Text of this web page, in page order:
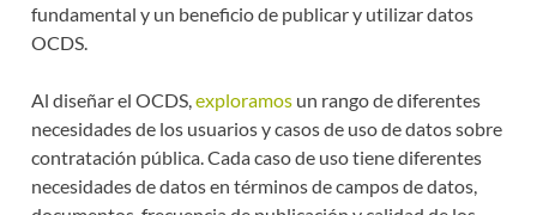
fundamental y un beneficio de publicar y utilizar datos
OCDS.
Al diseñar el OCDS, exploramosun rango de diferentes
necesidades de los usuarios y casos de uso de datos sobre
contratación pública. Cada caso de uso tiene diferentes
necesidades de datos en términos de campos de datos,